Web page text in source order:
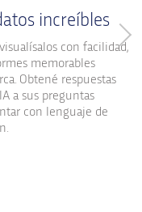
increíbles
con facilidad,
memorables
Obtené respuestas
a sus preguntas
con lenguaje de